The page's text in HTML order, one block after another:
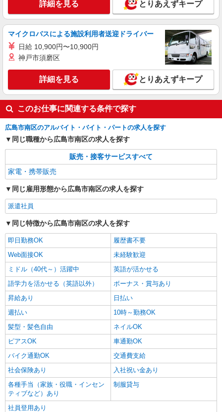
万円支給(規定有) お友達を紹介頂くと, インセンテ
ィブ支給(規定有) ★月2回払い・週払い可能（規程
有）★ ゜・。○。・゜+゜・。○。・゜+゜
キープ 詳細を見る
詳細を見る とりあえずキープ
マイクロバスによる施設利用者送迎ドライバー
日給 10,900円〜10,900円
神戸市須磨区
詳細を見る とりあえずキープ
このお仕事に関連する条件で探す
広島市南区のアルバイト・バイト・パートの求人を探す
同じ職種から広島市南区の求人を探す
販売・接客サービスすべて
家電・携帯販売
同じ雇用形態から広島市南区の求人を探す
派遣社員
同じ特徴から広島市南区の求人を探す
即日勤務OK
履歴書不要
Web面接OK
未経験歓迎
ミドル（40代～）活躍中
英語が活かせる
語学力を活かせる（英語以外）
ボーナス・賞与あり
昇給あり
日払い
週払い
10時～勤務OK
髪型・髪色自由
ネイルOK
ピアスOK
車通勤OK
バイク通勤OK
交通費支給
社会保険あり
入社祝い金あり
各種手当（家族・役職・インセン
ティブなど）あり
制服貸与
社員登用あり